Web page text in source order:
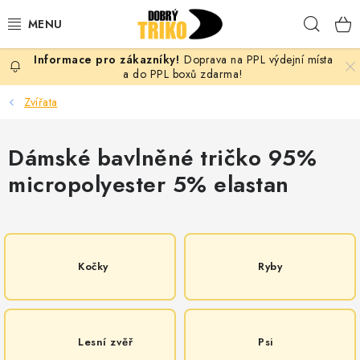
na
PRO ŽENY
PRO MUŽE
PRO DĚTI
DOPLŇKY
PRO PÁRY
VLASTNÍ MOTIV
Doprava na PPL výdejní místa
a do PPL boxů zdarma!
Zvířata
Dámské bavlněné tričko 95%
micropolyester 5% elastan
Kočky Ryby
Lesní zvěř Psi